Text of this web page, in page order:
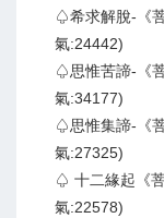
♤希求解脫-《
氣:24442)
♤思惟苦諦-《
氣:34177)
♤思惟集諦-《
氣:27325)
♤ 十二緣起《
氣:22578)